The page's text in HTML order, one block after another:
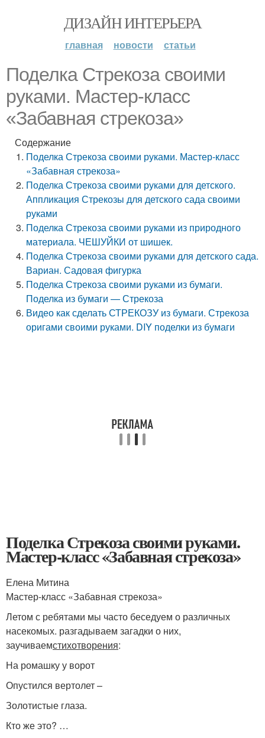
ДИЗАЙН ИНТЕРЬЕРА
главная новости статьи
Поделка Стрекоза своими
руками. Мастер-класс
«Забавная стрекоза»
Содержание
Поделка Стрекоза своими руками. Мастер-класс
«Забавная стрекоза»
Поделка Стрекоза своими руками для детского.
Аппликация Стрекозы для детского сада своими
руками
Поделка Стрекоза своими руками из природного
материала. ЧЕШУЙКИ от шишек.
Поделка Стрекоза своими руками для детского сада.
Вариан. Садовая фигурка
Поделка Стрекоза своими руками из бумаги.
Поделка из бумаги — Стрекоза
Видео как сделать СТРЕКОЗУ из бумаги. Стрекоза
оригами своими руками. DIY поделки из бумаги
Поделка Стрекоза своими руками.
Мастер-класс «Забавная стрекоза»
Елена Митина
Мастер-класс «Забавная стрекоза»
Летом с ребятами мы часто беседуем о различных
насекомых. разгадываем загадки о них,
заучиваемстихотворения:
На ромашку у ворот
Опустился вертолет –
Золотистые глаза.
Кто же это? …